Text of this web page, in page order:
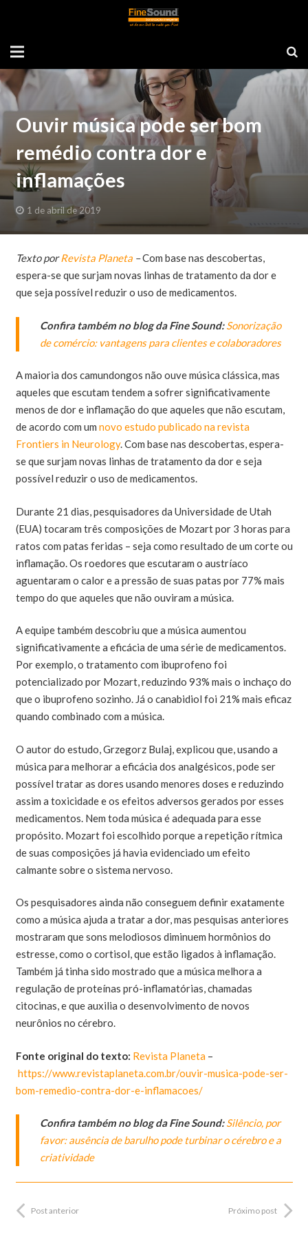
Ouvir música pode ser bom
remédio contra dor e
inflamações
1 de abril de 2019
Texto porRevista Planeta–Com base nas descobertas,
espera-se que surjam novas linhas de tratamento da dor e
que seja possível reduzir o uso de medicamentos.
Confira também no blog da Fine Sound:Sonorização
de comércio: vantagens para clientes e colaboradores
A maioria dos camundongos não ouve música clássica, mas
aqueles que escutam tendem a sofrer significativamente
menos de dor e inflamação do que aqueles que não escutam,
de acordo com um novo estudo publicado na revista
Frontiers in Neurology. Com base nas descobertas, espera-
se que surjam novas linhas de tratamento da dor e seja
possível reduzir o uso de medicamentos.
Durante 21 dias, pesquisadores da Universidade de Utah
(EUA) tocaram três composições de Mozart por 3 horas para
ratos com patas feridas – seja como resultado de um corte ou
inflamação. Os roedores que escutaram o austríaco
aguentaram o calor e a pressão de suas patas por 77% mais
tempo do que aqueles que não ouviram a música.
A equipe também descobriu que a música aumentou
significativamente a eficácia de uma série de medicamentos.
Por exemplo, o tratamento com ibuprofeno foi
potencializado por Mozart, reduzindo 93% mais o inchaço do
que o ibuprofeno sozinho. Já o canabidiol foi 21% mais eficaz
quando combinado com a música.
O autor do estudo, Grzegorz Bulaj, explicou que, usando a
música para melhorar a eficácia dos analgésicos, pode ser
possível tratar as dores usando menores doses e reduzindo
assim a toxicidade e os efeitos adversos gerados por esses
medicamentos. Nem toda música é adequada para esse
propósito. Mozart foi escolhido porque a repetição rítmica
de suas composições já havia evidenciado um efeito
calmante sobre o sistema nervoso.
Os pesquisadores ainda não conseguem definir exatamente
como a música ajuda a tratar a dor, mas pesquisas anteriores
mostraram que sons melodiosos diminuem hormônios do
estresse, como o cortisol, que estão ligados à inflamação.
Também já tinha sido mostrado que a música melhora a
regulação de proteínas pró-inflamatórias, chamadas
citocinas, e que auxilia o desenvolvimento de novos
neurônios no cérebro.
Fonte original do texto: Revista Planeta–
https://www.revistaplaneta.com.br/ouvir-musica-pode-ser-
bom-remedio-contra-dor-e-inflamacoes/
Confira também no blog da Fine Sound:Silêncio, por
favor: ausência de barulho pode turbinar o cérebro e a
criatividade
Post anterior Próximo post